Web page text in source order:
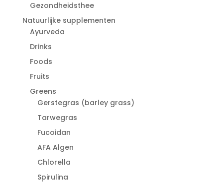
Gezondheidsthee
Natuurlijke supplementen
Ayurveda
Drinks
Foods
Fruits
Greens
Gerstegras (barley grass)
Tarwegras
Fucoidan
AFA Algen
Chlorella
Spirulina